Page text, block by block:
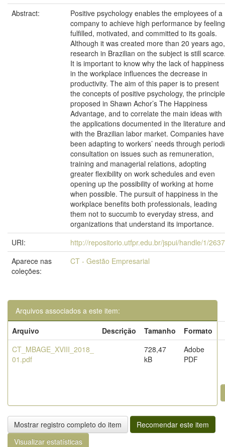
Abstract:
Positive psychology enables the employees of a
company to achieve high performance by feeling
fulfilled, motivated, and committed to its goals.
Although it was created more than 20 years ago,
research in Brazilian on the subject is still
It is important to know why the lack of happiness
in the workplace influences the decrease in
productivity. The aim of this paper is to present
the concepts of positive psychology, the
proposed in Shawn Achor’s The Happiness
Advantage, and to correlate the main ideas with
the applications documented in the literature and
with the Brazilian labor market. Companies have
been adapting to workers’ needs through
consultation on issues such as remuneration,
training and managerial relations, adopting
greater flexibility on work schedules and even
opening up the possibility of working at home
when possible. The pursuit of happiness in the
workplace benefits both professionals, leading
them not to succumb to everyday stress, and
organizations that understand its importance.
URI:
http://repositorio.utfpr.edu.br/jspui/handle/1/
Aparece nas
coleções:
CT - Gestão Empresarial
Arquivos associados a este item:
Arquivo
Descrição Tamanho
Formato
CT_MBAGE_XVIII_2018_
01.pdf
728,47
kB
Adobe
PDF
Mostrar registro completo do item
Recomendar este item
Visualizar estatísticas